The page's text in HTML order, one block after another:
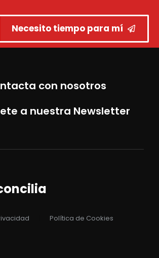
Necesito tiempo para mí
con nosotros
a nuestra Newsletter
Política de Cookies